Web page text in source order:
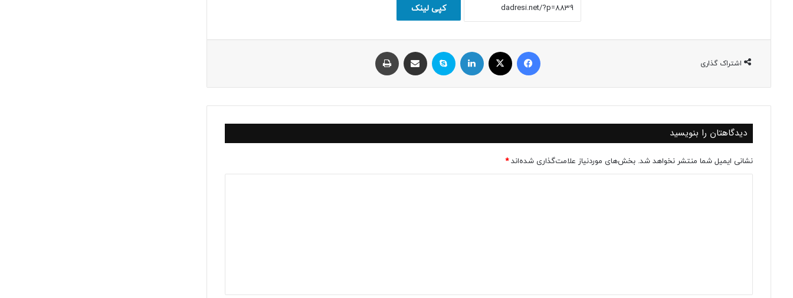
کپی لینک
اشتراک گذاری
فیسبوک ایکس لینکداین اسکایپ اشتراک با ایمیل
دیدگاهتان را بنویسید
نشانی ایمیل شما منتشر نخواهد شد. بخش‌های موردنیاز علامت‌گذاری شده‌اند*